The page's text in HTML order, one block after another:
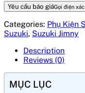
Yêu cầu báo giáGọi điện
Categories: Phụ Kiện
Suzuki, Suzuki Jimny
Description
Reviews (0)
MỤC LỤC